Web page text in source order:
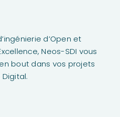
d’Open et
Neos-SDI vous
bout dans vos projets